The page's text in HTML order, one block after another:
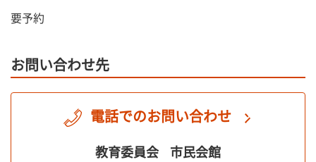
要予約
お問い合わせ先
電話でのお問い合わせ
教育委員会 市民会館